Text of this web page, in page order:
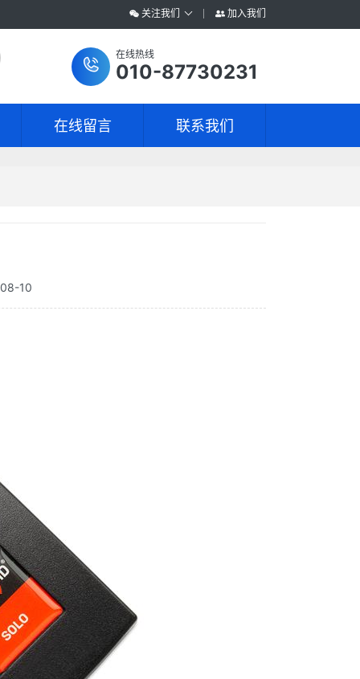
关注我们 加入我们
在线热线
010-87730231
在线留言 联系我们
10